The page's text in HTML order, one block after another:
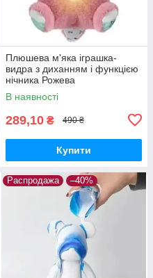
Плюшева м'яка іграшка-
видра з диханням і функцією
нічника Рожева
В наявності
289,10 ₴ 490 ₴
Купити
Распродажа –40%